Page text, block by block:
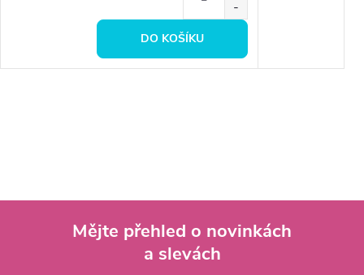
DO KOŠÍKU
Mějte přehled o novinkách
a slevách